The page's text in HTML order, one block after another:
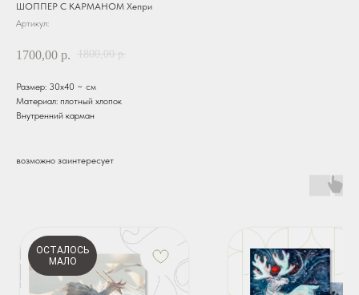
ШОППЕР С КАРМАНОМ Хепри
Артикул:
1700,00 р. 1800,00 р.
Размер: 30х40 ~ см
Материал: плотный хлопок
Внутренний карман
возможно заинтересует
ОСТАЛОСЬ
МАЛО